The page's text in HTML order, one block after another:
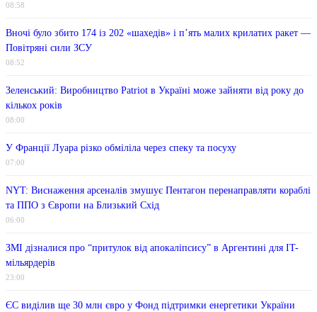
08:58
Вночі було збито 174 із 202 «шахедів» і п’ять малих крилатих ракет —
Повітряні сили ЗСУ
08:52
Зеленський: Виробництво Patriot в Україні може зайняти від року до
кількох років
08:00
У Франції Луара різко обміліла через спеку та посуху
07:00
NYT: Виснаження арсеналів змушує Пентагон перенаправляти кораблі
та ППО з Європи на Близький Схід
06:00
ЗМІ дізналися про “притулок від апокаліпсису” в Аргентині для IT-
мільярдерів
23:00
ЄС виділив ще 30 млн євро у Фонд підтримки енергетики України